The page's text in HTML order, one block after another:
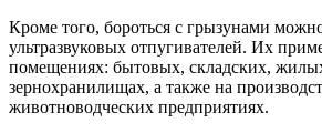
Кроме того, бороться с грызунами
ультразвуковых отпугивателей. Их
помещениях: бытовых, складских,
зернохранилищах, а также на
животноводческих предприятиях.